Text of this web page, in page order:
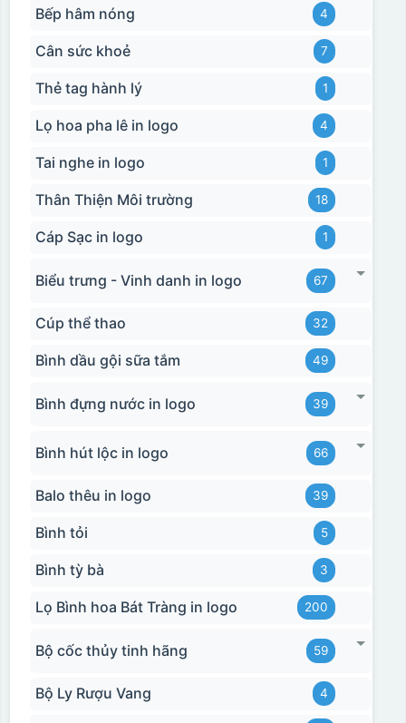
Bếp hâm nóng 4
Cân sức khoẻ 7
Thẻ tag hành lý 1
Lọ hoa pha lê in logo 4
Tai nghe in logo 1
Thân Thiện Môi trường 18
Cáp Sạc in logo 1
Biểu trưng - Vinh danh in logo 67
Cúp thể thao 32
Bình dầu gội sữa tắm 49
Bình đựng nước in logo 39
Bình hút lộc in logo 66
Balo thêu in logo 39
Bình tỏi 5
Bình tỳ bà 3
Lọ Bình hoa Bát Tràng in logo 200
Bộ cốc thủy tinh hãng 59
Bộ Ly Rượu Vang 4